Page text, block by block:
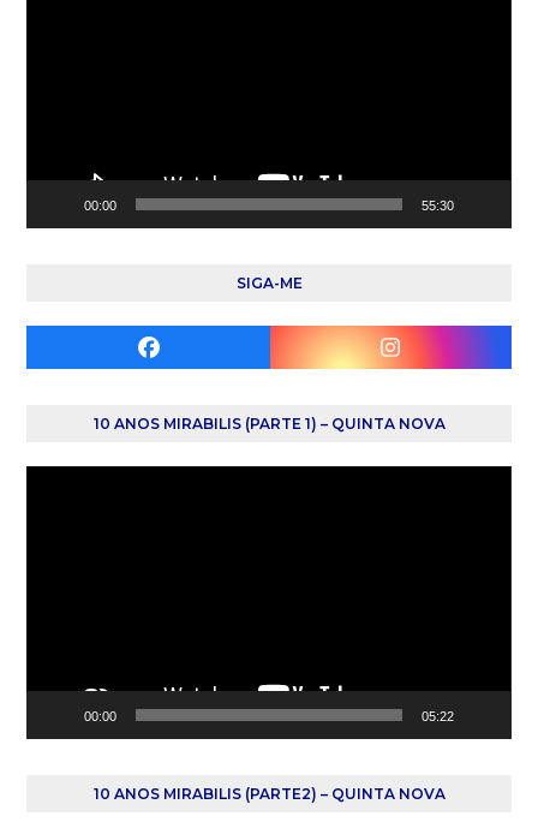
00:00 55:30
SIGA-ME
Facebook Instagram
10 ANOS MIRABILIS (PARTE 1) – QUINTA NOVA
00:00 05:22
10 ANOS MIRABILIS (PARTE2) – QUINTA NOVA